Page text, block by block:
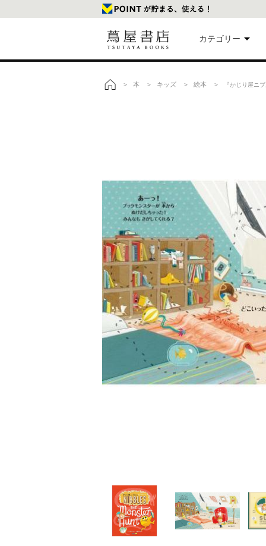
カテゴリー
文
家
食
e
> 本 > キッズ > 絵本 > 『かじり屋ニブ